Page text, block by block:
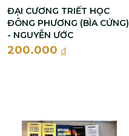
ĐẠI CƯƠNG TRIẾT HỌC
ĐÔNG PHƯƠNG (BÌA CỨNG)
- NGUYỄN ƯỚC
200.000 đ